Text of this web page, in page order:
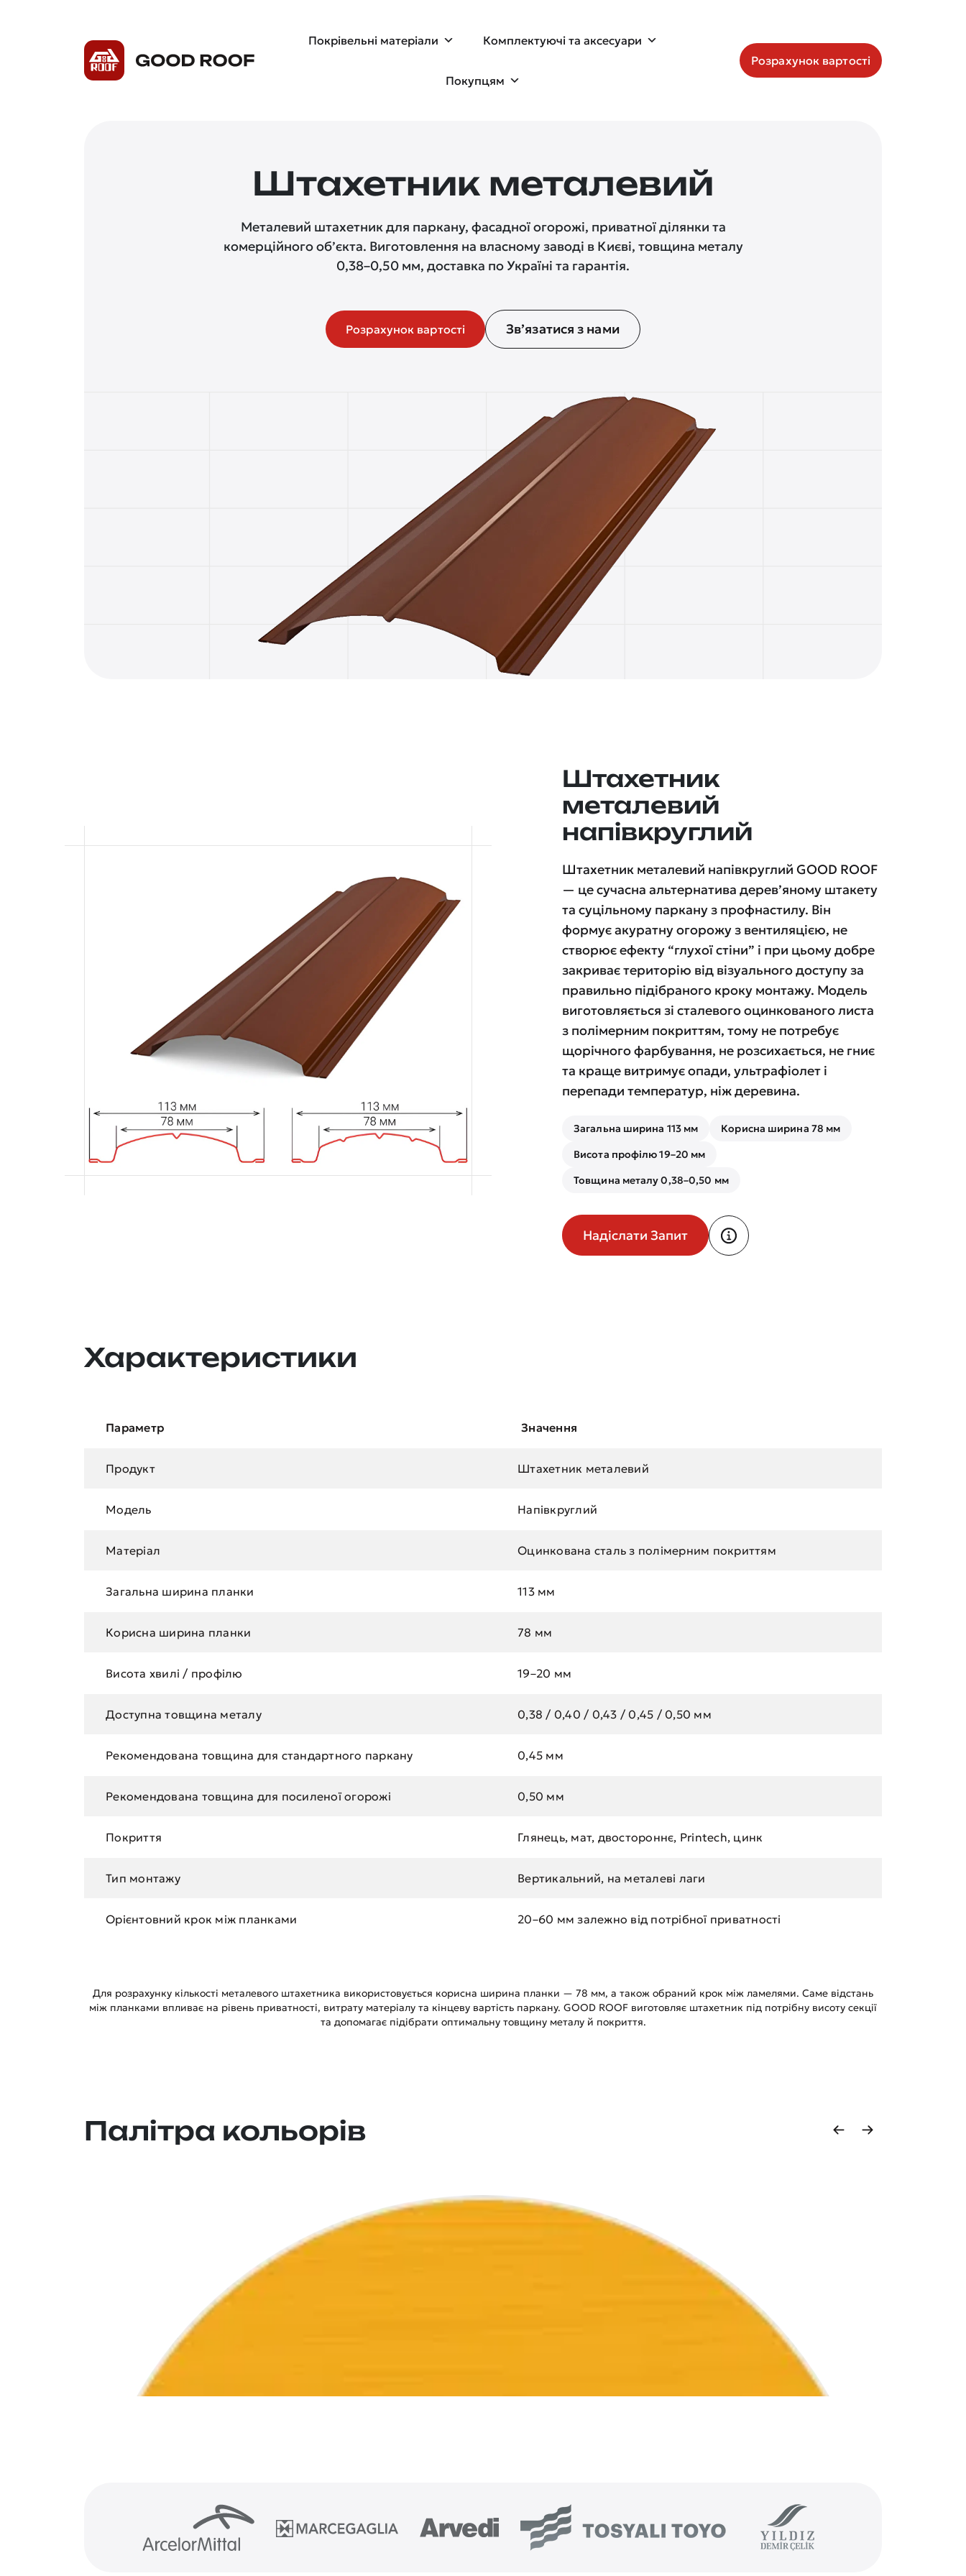
Покрівельні матеріали Комплектуючі та аксесуари
Покупцям
Розрахунок вартості
Штахетник металевий
Металевий штахетник для паркану, фасадної огорожі, приватної ділянки та
комерційного об’єкта. Виготовлення на власному заводі в Києві, товщина металу
0,38–0,50 мм, доставка по Україні та гарантія.
Розрахунок вартості Зв’язатися з нами
Штахетник
металевий
напівкруглий
Штахетник металевий напівкруглий GOOD ROOF
— це сучасна альтернатива дерев’яному штакету
та суцільному паркану з профнастилу. Він
формує акуратну огорожу з вентиляцією, не
створює ефекту “глухої стіни” і при цьому добре
закриває територію від візуального доступу за
правильно підібраного кроку монтажу. Модель
виготовляється зі сталевого оцинкованого листа
з полімерним покриттям, тому не потребує
щорічного фарбування, не розсихається, не гниє
та краще витримує опади, ультрафіолет і
перепади температур, ніж деревина.
Загальна ширина 113 мм
Корисна ширина 78 мм
Висота профілю 19–20 мм
Товщина металу 0,38–0,50 мм
Надіслати Запит
Характеристики
Параметр Значення
Продукт Штахетник металевий
Модель Напівкруглий
Матеріал Оцинкована сталь з полімерним покриттям
Загальна ширина планки 113 мм
Корисна ширина планки 78 мм
Висота хвилі / профілю 19–20 мм
Доступна товщина металу 0,38 / 0,40 / 0,43 / 0,45 / 0,50 мм
Рекомендована товщина для стандартного паркану 0,45 мм
Рекомендована товщина для посиленої огорожі 0,50 мм
Покриття Глянець, мат, двостороннє, Printech, цинк
Тип монтажу Вертикальний, на металеві лаги
Орієнтовний крок між планками 20–60 мм залежно від потрібної приватності
Для розрахунку кількості металевого штахетника використовується корисна ширина планки — 78 мм, а також обраний крок між ламелями. Саме відстань
між планками впливає на рівень приватності, витрату матеріалу та кінцеву вартість паркану. GOOD ROOF виготовляє штахетник під потрібну висоту секції
та допомагає підібрати оптимальну товщину металу й покриття.
Палітра кольорів